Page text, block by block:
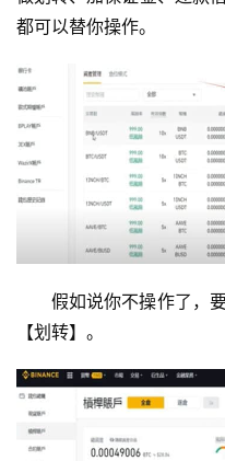
都可以替你操作。
假如说你不操作了，
【划转】。